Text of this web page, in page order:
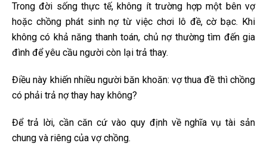
Trong đời sống thực tế, không ít trường hợp một bên vợ
hoặc chồng phát sinh nợ từ việc chơi lô đề, cờ bạc. Khi
không có khả năng thanh toán, chủ nợ thường tìm đến gia
đình để yêu cầu người còn lại trả thay.
Điều này khiến nhiều người băn khoăn: vợ thua đề thì chồng
có phải trả nợ thay hay không?
Để trả lời, cần căn cứ vào quy định về nghĩa vụ tài sản
chung và riêng của vợ chồng.